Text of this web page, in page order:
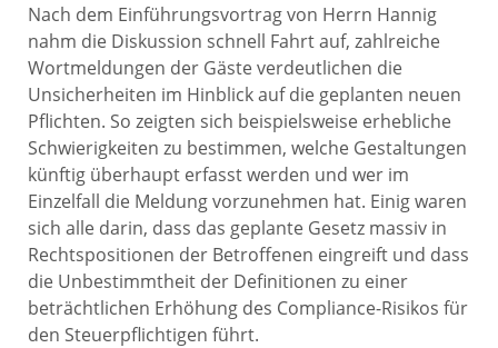
Nach dem Einführungsvortrag von Herrn Hannig
nahm die Diskussion schnell Fahrt auf, zahlreiche
Wortmeldungen der Gäste verdeutlichen die
Unsicherheiten im Hinblick auf die geplanten neuen
Pflichten. So zeigten sich beispielsweise erhebliche
Schwierigkeiten zu bestimmen, welche Gestaltungen
künftig überhaupt erfasst werden und wer im
Einzelfall die Meldung vorzunehmen hat. Einig waren
sich alle darin, dass das geplante Gesetz massiv in
Rechtspositionen der Betroffenen eingreift und dass
die Unbestimmtheit der Definitionen zu einer
beträchtlichen Erhöhung des Compliance-Risikos für
den Steuerpflichtigen führt.